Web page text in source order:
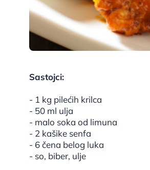
Sastojci:
- 1 kg pilećih krilca
- 50 ml ulja
- malo soka od limuna
- 2 kašike senfa
- 6 čena belog luka
- so, biber, ulje